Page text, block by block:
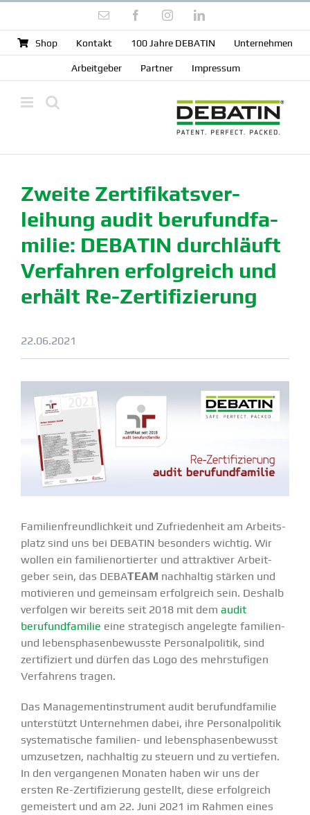
springen
E-
FacebookInstagramLinkedIn
Shop Kontakt 100 Jahre DEBATIN Unter­nehmen
Arbeit­geber Partner Impressum
Zweite Zerti­fi­kats­ver­
leihung audit berufund­fa­
milie: DEBATIN durch­läuft
Verfahren erfolg­reich und
erhält Re-Zerti­­fi­­zierung
22.06.2021
Famili­en­freund­lichkeit und Zufrie­denheit am Arbeits­
platz sind uns bei DEBATIN besonders wichtig. Wir
wollen ein famili­en­or­tierter und attrak­tiver Arbeit­
geber sein, das DEBATEAM nachhaltig stärken und
motivieren und gemeinsam erfolg­reich sein. Deshalb
verfolgen wir bereits seit 2018 mit dem audit
berufund­fa­milie eine strate­gisch angelegte familien-
und lebens­pha­sen­be­wusste Perso­nal­po­litik, sind
zerti­fi­ziert und dürfen das Logo des mehrstu­figen
Verfahrens tragen.
Das Manage­men­tin­strument audit berufund­fa­milie
unter­stützt Unter­nehmen dabei, ihre Perso­nal­po­litik
syste­ma­tische familien- und lebens­pha­sen­be­wusst
umzusetzen, nachhaltig zu steuern und zu vertiefen.
In den vergan­genen Monaten haben wir uns der
ersten Re-Zerti­­fi­­zierung gestellt, diese erfolg­reich
gemeistert und am 22. Juni 2021 im Rahmen eines